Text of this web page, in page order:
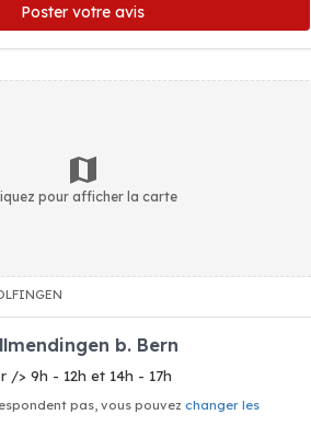
Poster votre avis
pour afficher la carte
b. Bern
/> 9h - 12h et 14h - 17h
pas, vous pouvez changer les